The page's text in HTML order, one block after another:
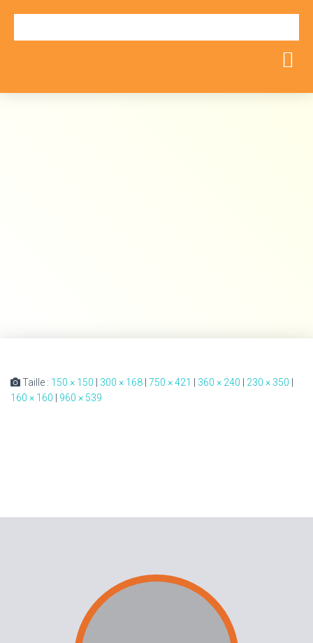
Taille : 150 × 150 300 × 168 750 × 421 360 × 240 230 × 350
160 × 160
960 × 539